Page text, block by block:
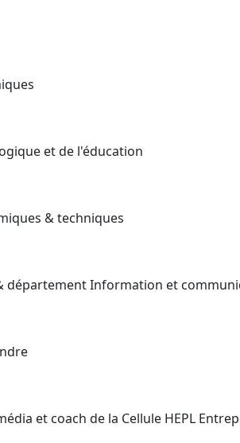
et de l'éducation
& techniques
département Information et
et coach de la Cellule HEPL